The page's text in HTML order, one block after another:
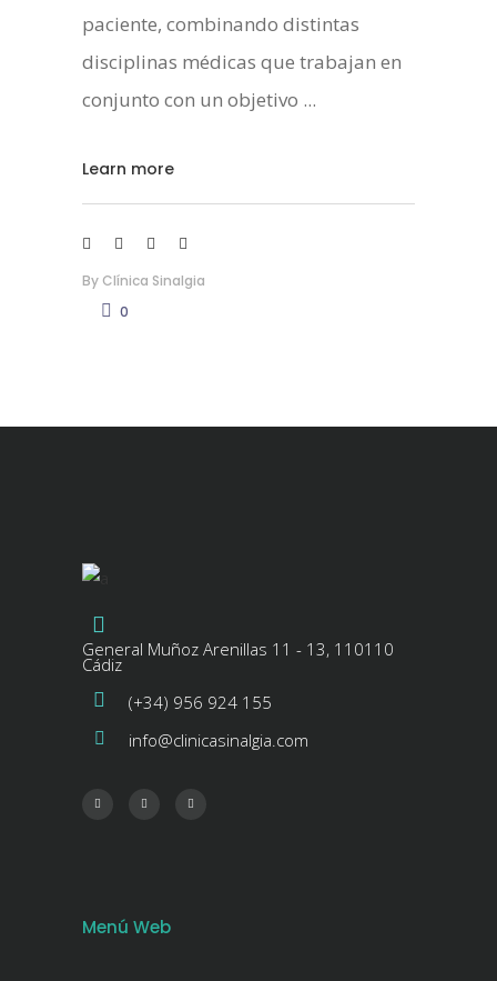
paciente, combinando distintas
disciplinas médicas que trabajan en
conjunto con un objetivo
Learn more
By Clínica Sinalgia
0
General Muñoz Arenillas 11 - 13, 110110
Cádiz
(+34) 956 924 155
info@clinicasinalgia.com
Menú Web